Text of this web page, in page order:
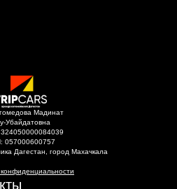
Мадинат
Убайдатовна
057000600757
Дагестан, город Махачкала